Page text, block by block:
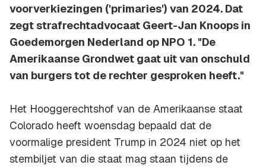
voorverkiezingen ('primaries') van 2024. Dat
zegt strafrechtadvocaat Geert-Jan Knoops in
Goedemorgen Nederland op NPO 1. "De
Amerikaanse Grondwet gaat uit van onschuld
van burgers tot de rechter gesproken heeft."
Het Hooggerechtshof van de Amerikaanse staat
Colorado heeft woensdag bepaald dat de
voormalige president Trump in 2024 niet op het
stembiljet van die staat mag staan tijdens de